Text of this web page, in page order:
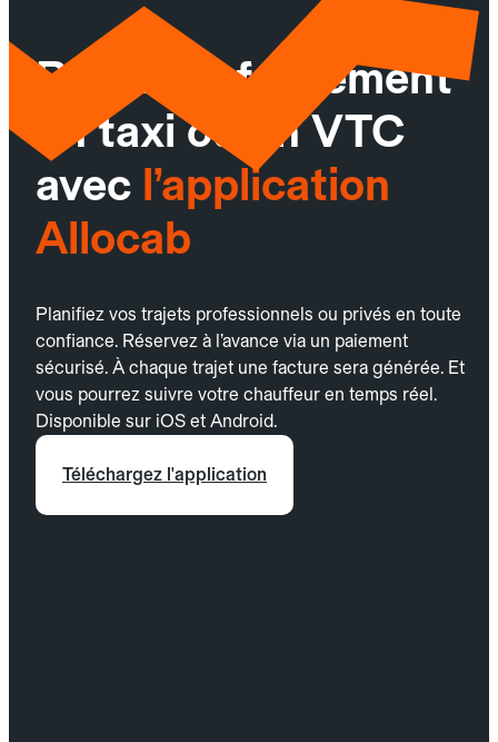
Réservez facilement
un taxi ou un VTC
avec l’application
Allocab
Planifiez vos trajets professionnels ou privés en toute
confiance. Réservez à l’avance via un paiement
sécurisé. À chaque trajet une facture sera générée. Et
vous pourrez suivre votre chauffeur en temps réel.
Disponible sur iOS et Android.
Téléchargez l'application